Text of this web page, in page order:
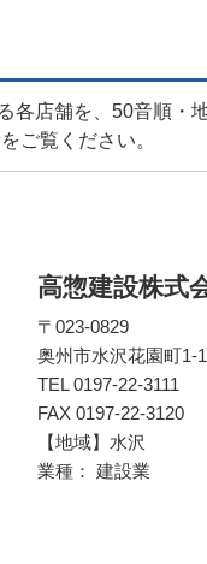
店舗を、50音順・
をご覧ください。
高惣建設株式
〒023-0829
奥州市水沢花園町1-
TEL 0197-22-3111
FAX 0197-22-3120
【地域】水沢
業種： 建設業